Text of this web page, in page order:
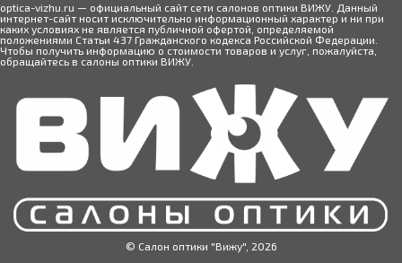
optica-vizhu.ru — официальный сайт сети салонов оптики ВИЖУ. Данный
интернет-сайт носит исключительно информационный характер и ни при
каких условиях не является публичной офертой, определяемой
положениями Статьи 437 Гражданского кодекса Российской Федерации.
Чтобы получить информацию о стоимости товаров и услуг, пожалуйста,
обращайтесь в салоны оптики ВИЖУ.
© Салон оптики "Вижу", 2026